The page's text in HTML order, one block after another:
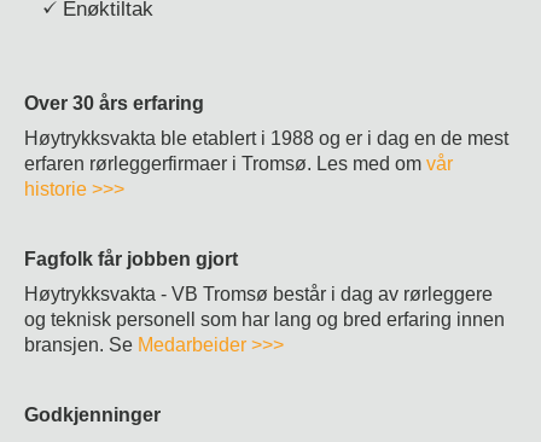
Enøktiltak
Over 30 års erfaring
Høytrykksvakta ble etablert i 1988 og er i dag en de mest
erfaren rørleggerfirmaer i Tromsø. Les med om vår
historie >>>
Fagfolk får jobben gjort
Høytrykksvakta - VB Tromsø består i dag av rørleggere
og teknisk personell som har lang og bred erfaring innen
bransjen. Se Medarbeider >>>
Godkjenninger